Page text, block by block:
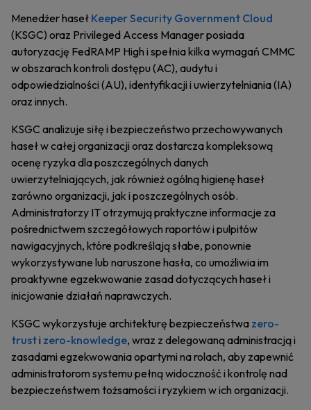
Menedżer haseł Keeper Security Government Cloud
(KSGC) oraz Privileged Access Manager posiada
autoryzację FedRAMP High i spełnia kilka wymagań CMMC
w obszarach kontroli dostępu (AC), audytu i
odpowiedzialności (AU), identyfikacji i uwierzytelniania (IA)
oraz innych.
KSGC analizuje siłę i bezpieczeństwo przechowywanych
haseł w całej organizacji oraz dostarcza kompleksową
ocenę ryzyka dla poszczególnych danych
uwierzytelniających, jak również ogólną higienę haseł
zarówno organizacji, jak i poszczególnych osób.
Administratorzy IT otrzymują praktyczne informacje za
pośrednictwem szczegółowych raportów i pulpitów
nawigacyjnych, które podkreślają słabe, ponownie
wykorzystywane lub naruszone hasła, co umożliwia im
proaktywne egzekwowanie zasad dotyczących haseł i
inicjowanie działań naprawczych.
KSGC wykorzystuje architekturę bezpieczeństwa zero-
trusti zero-knowledge, wraz z delegowaną administracją i
zasadami egzekwowania opartymi na rolach, aby zapewnić
administratorom systemu pełną widoczność i kontrolę nad
bezpieczeństwem tożsamości i ryzykiem w ich organizacji.